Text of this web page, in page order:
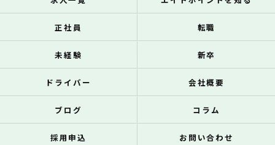
正社員 転職
未経験 新卒
ドライバー 会社概要
ブログ コラム
採用申込 お問い合わせ